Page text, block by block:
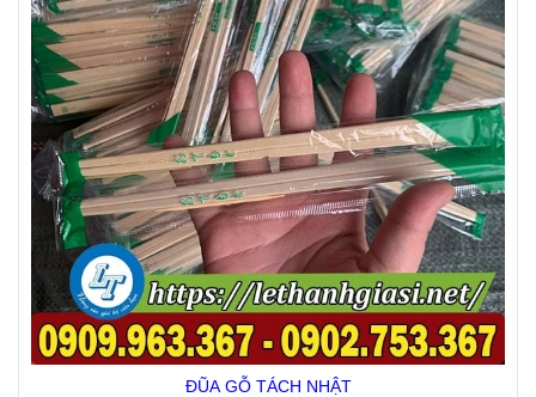
ĐŨA GỖ TÁCH NHẬT